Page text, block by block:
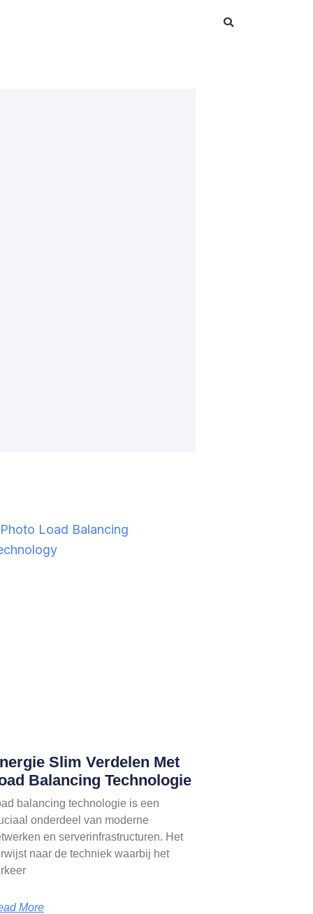
Slim Verdelen Met
Balancing Technologie
balancing technologie is een
onderdeel van moderne
en serverinfrastructuren. Het
naar de techniek waarbij het
More